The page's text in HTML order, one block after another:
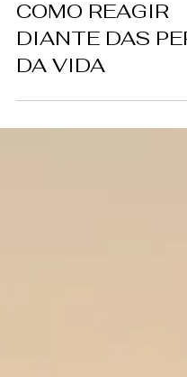
COMO REAGIR
DA VIDA